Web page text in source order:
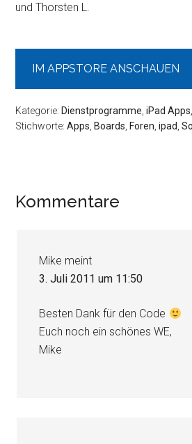
und Thorsten L.
IM APPSTORE ANSCHAUEN
Kategorie: Dienstprogramme ,iPad Apps
Stichworte:Apps Boards Foren ,ipad ,
Leser-
Kommentare
Mike meint
3. Juli 2011 um 11:50
Besten Dank für den Code
Euch noch ein schönes WE,
Mike